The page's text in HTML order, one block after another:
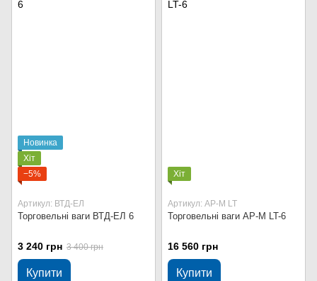
Новинка
Хіт
−5%
Артикул: ВТД-ЕЛ
Торговельні ваги ВТД-ЕЛ 6
3 240 грн 3 400 грн
Купити
Хіт
Артикул: AP-M LT
Торговельні ваги AP-M LT-6
16 560 грн
Купити